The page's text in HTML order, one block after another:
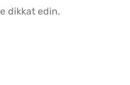
dikkat edin.